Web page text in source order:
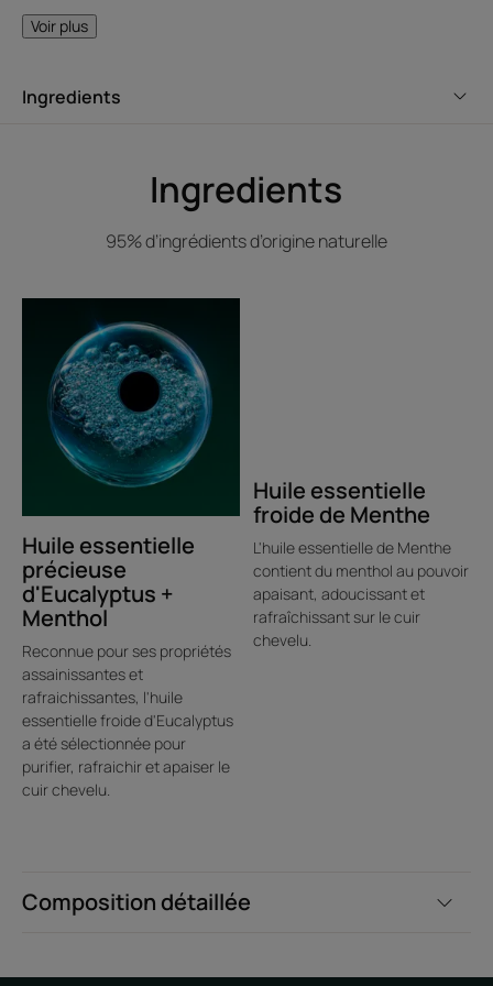
confort durable. Les cheveux sont souples et brillants.
confort durable.
« Effet glaçon » : procure une sensation de fraîcheur
instantanée grâce aux huiles essentielles froides de
Menthe et d'Eucalyptus.
Rendu cheveux impeccable : les cheveux sont souples et
brillants, en pleine santé.
Environnement
Fiche produit relative aux qualités et caractéristiques
environnementales
Emballage ne contenant pas de matière recyclée
Emballage non recyclable
Mis à jour le : 2026-07-30
*Causées par un cuir chevelu sec
Voir plus
Ingredients
Ingredients
95% d’ingrédients d’origine naturelle
Composition détaillée
Huile essentielle
précieuse
d'Eucalyptus +
Menthol
Reconnue pour ses propriétés
assainissantes et
rafraichissantes, l'huile
essentielle froide d'Eucalyptus
a été sélectionnée pour
purifier, rafraichir et apaiser le
cuir chevelu.
Huile essentielle
froide de Menthe
L'huile essentielle de Menthe
contient du menthol au pouvoir
apaisant, adoucissant et
rafraîchissant sur le cuir
chevelu.